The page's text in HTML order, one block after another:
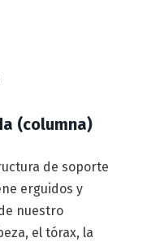
(columna)
de soporte
erguidos y
nuestro
el tórax, la